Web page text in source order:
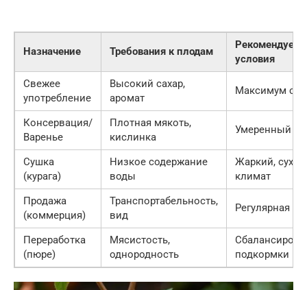
Назначение Требования к плодам
условия
Свежее
употребление
Высокий сахар,
аромат
Максимум
Консервация/
Варенье
Плотная мякоть,
кислинка
Умеренный
Сушка
(курага)
Низкое содержание
воды
Жаркий, сухой
климат
Продажа
(коммерция)
Транспортабельность,
вид
Регулярная
Переработка
(пюре)
Мясистость,
однородность
подкормки